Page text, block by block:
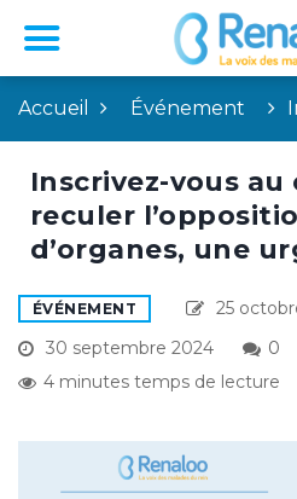
Accueil Événement
Inscrivez-vous au
reculer
d’organes, une
ÉVÉNEMENT
25
30 septembre 2024
0
4 minutes temps de lecture